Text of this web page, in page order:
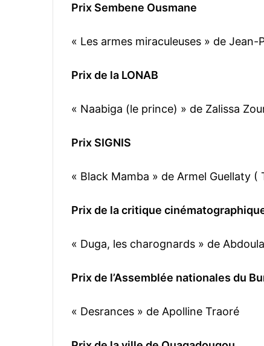
Prix Sembene Ousmane
« Les armes miraculeuses » de
Prix de la LONAB
« Naabiga (le prince) » de Zalissa
Prix SIGNIS
« Black Mamba » de Armel Guellaty (
Prix de la critique
« Duga, les charognards » de
Prix de l’Assemblée nationales du
« Desrances » de Apolline Traoré